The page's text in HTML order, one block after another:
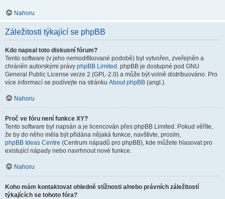
Nahoru
Záležitosti týkající se phpBB
Kdo napsal toto diskusní fórum?
Tento software (v jeho nemodifikované podobě) byl vytvořen, zveřejněn a
chráněn autorskými právy phpBB Limited . phpBB je dostupné pod GNU
General Public License verze 2 (GPL-2.0) a může být volně distribuováno. Pro
více informací se podívejte na stránku About phpBB (angl.).
Nahoru
Proč ve fóru není funkce XY?
Tento software byl napsán a je licencován přes phpBB Limited. Pokud věříte,
že by do něho měla být přidána nějaká funkce, navštivte, prosím,
phpBB Ideas Centre (Centrum nápadů pro phpBB), kde můžete hlasovat pro
existující nápady nebo navrhnout nové funkce.
Nahoru
Koho mám kontaktovat ohledně stížnosti a/nebo právních záležitostí
týkajících se tohoto fóra?